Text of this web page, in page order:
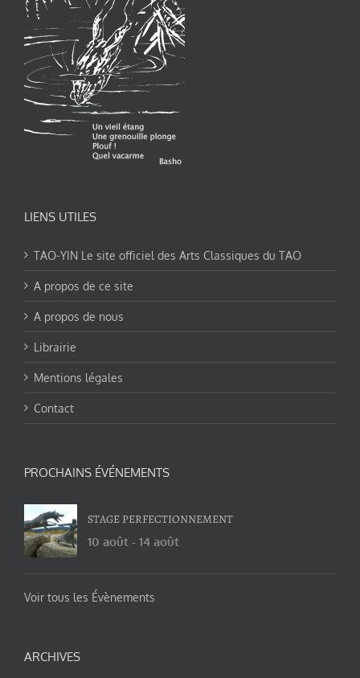
LIENS UTILES
TAO-YIN Le site officiel des Arts Classiques du TAO
A propos de ce site
A propos de nous
Librairie
Mentions légales
Contact
PROCHAINS ÉVÉNEMENTS
STAGE PERFECTIONNEMENT
10 août - 14 août
Voir tous les Évènements
ARCHIVES